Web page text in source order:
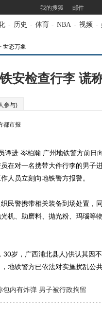
我的搜狐 邮件
- 历史 - 体育 - NBA - 视频 -
世态万象
安检查行李 谎
参与)
都市报
进 岑柏瀚 广州地铁警方前日
在对一名携带大件行李的男子
人员立刻向地铁警方报警。
警携带相关装备到场处置，
机、助磨料、抛光粉、玛瑙等
岁，广西浦北县人)供认其因不
地铁警方已依法对实施扰乱公
内有炸弹 男子被行政拘留